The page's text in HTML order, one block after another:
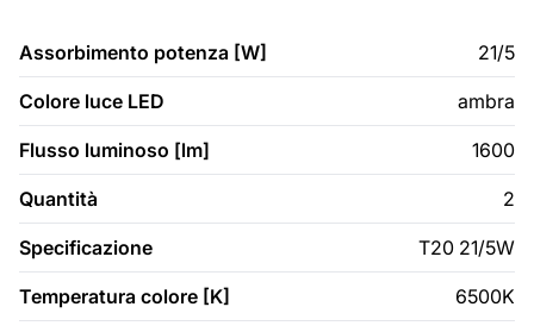
Assorbimento potenza [W] 21/5
Colore luce LED ambra
Flusso luminoso [lm] 1600
Quantità 2
Specificazione T20 21/5W
Temperatura colore [K] 6500K